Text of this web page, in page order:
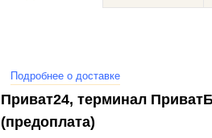
Подробнее о доставке
Приват24, терминал
(предоплата)